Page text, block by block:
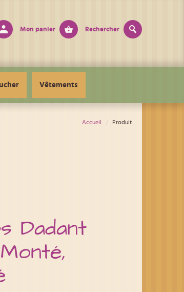
Accueil Produit
Dadant
Mon panier Rechercher
Vêtements